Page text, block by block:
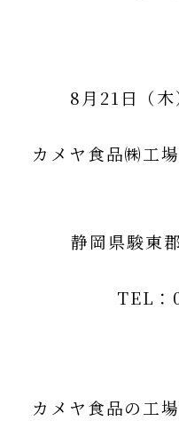
8月21日（木
カメヤ食品㈱工
静岡県駿東
TEL：
カメヤ食品の工